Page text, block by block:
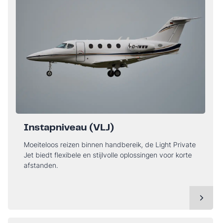
Instapniveau (VLJ)
Moeiteloos reizen binnen handbereik, de Light Private
Jet biedt flexibele en stijlvolle oplossingen voor korte
afstanden.